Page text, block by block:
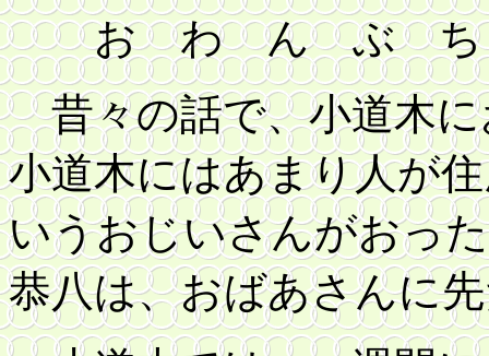
お わ ん ぶ ち
昔々の話で、小道木に
小道木にはあまり人が
いうおじいさんがおっ
恭八は、おばあさんに